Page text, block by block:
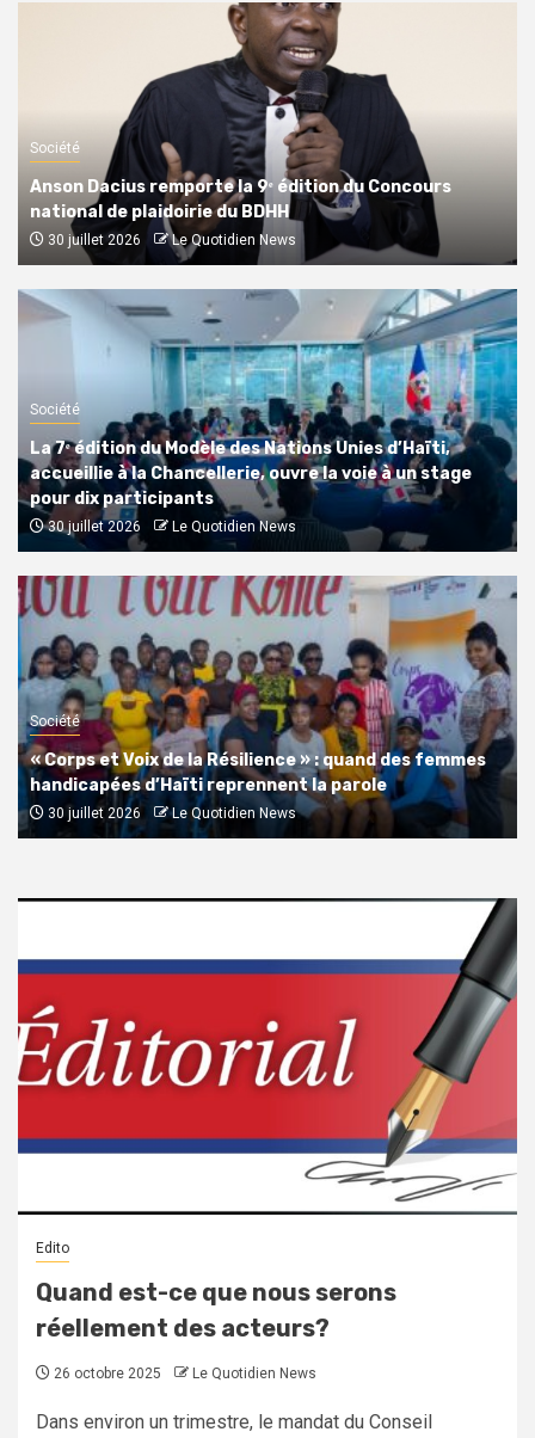
Société
Anson Dacius remporte la 9ᵉ édition du Concours
national de plaidoirie du BDHH
30 juillet 2026 Le Quotidien News
Société
La 7ᵉ édition du Modèle des Nations Unies d’Haïti,
accueillie à la Chancellerie, ouvre la voie à un stage
pour dix participants
30 juillet 2026 Le Quotidien News
Société
« Corps et Voix de la Résilience » : quand des femmes
handicapées d’Haïti reprennent la parole
30 juillet 2026 Le Quotidien News
Edito
Quand est-ce que nous serons
réellement des acteurs?
26 octobre 2025 Le Quotidien News
Dans environ un trimestre, le mandat du Conseil